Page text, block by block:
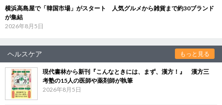
横浜高島屋で「韓国市場」がスタート 人気グルメから雑貨まで約30ブランド
が集結
2026年8月5日
ヘルスケア もっと見る
現代書林から新刊『こんなときには、まず、漢方！』 漢方三
考塾の15人の医師や薬剤師が執筆
2026年8月5日